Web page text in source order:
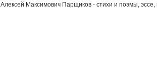
Алексей Максимович Парщиков - стихи и поэмы,